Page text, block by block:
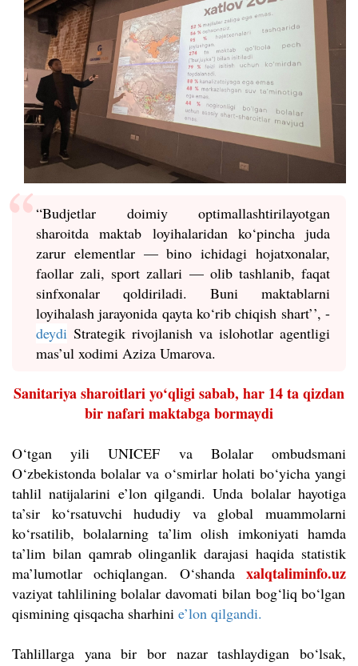
“Budjetlar doimiy optimallashtirilayotgan
sharoitda maktab loyihalaridan ko‘pincha juda
zarur elementlar — bino ichidagi hojatxonalar,
faollar zali, sport zallari — olib tashlanib, faqat
sinfxonalar qoldiriladi. Buni maktablarni
loyihalash jarayonida qayta ko‘rib chiqish shart’’, -
deydi Strategik rivojlanish va islohotlar agentligi
mas’ul xodimi Aziza Umarova.
Sanitariya sharoitlari yo‘qligi sabab, har 14 ta qizdan
bir nafari maktabga bormaydi
O‘tgan yili UNICEF va Bolalar ombudsmani
O‘zbekistonda bolalar va o‘smirlar holati bo‘yicha yangi
tahlil natijalarini e’lon qilgandi. Unda bolalar hayotiga
ta’sir ko‘rsatuvchi hududiy va global muammolarni
ko‘rsatilib, bolalarning ta’lim olish imkoniyati hamda
ta’lim bilan qamrab olinganlik darajasi haqida statistik
ma’lumotlar ochiqlangan. O‘shanda xalqtaliminfo.uz
vaziyat tahlilining bolalar davomati bilan bog‘liq bo‘lgan
qismining qisqacha sharhini e’lon qilgandi.
Tahlillarga yana bir bor nazar tashlaydigan bo‘lsak,